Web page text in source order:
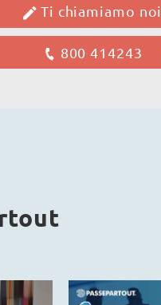
Ti chiamiamo noi
800 414243